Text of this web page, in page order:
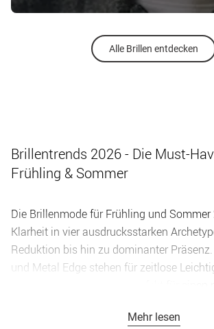
Alle Brillen entdecken
Brillentrends 2026 - Die Must-
Frühling & Sommer
Die Brillenmode für Frühling und
Klarheit in vier ausdrucksstarken
Reduktion bis hin zu dominanter
und Metal Edge stehen für zeitlose
und präzisen Metallkonstruktionen aus
Mehr lesen